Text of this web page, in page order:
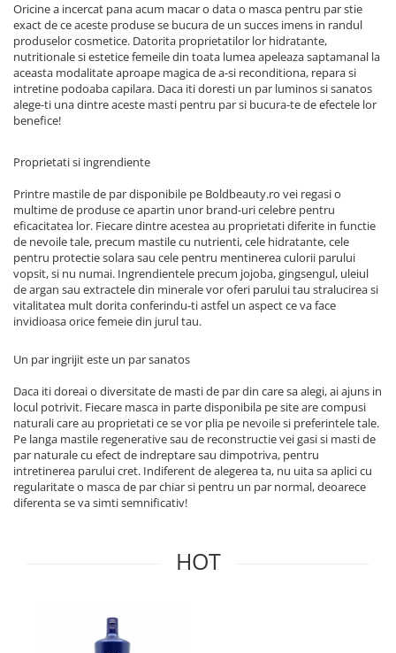
Oricine a incercat pana acum macar o data o masca pentru par stie
exact de ce aceste produse se bucura de un succes imens in randul
produselor cosmetice. Datorita proprietatilor lor hidratante,
nutritionale si estetice femeile din toata lumea apeleaza saptamanal la
aceasta modalitate aproape magica de a-si reconditiona, repara si
intretine podoaba capilara. Daca iti doresti un par luminos si sanatos
alege-ti una dintre aceste masti pentru par si bucura-te de efectele lor
benefice!
Proprietati si ingrendiente
Printre mastile de par disponibile pe Boldbeauty.ro vei regasi o
multime de produse ce apartin unor brand-uri celebre pentru
eficacitatea lor. Fiecare dintre acestea au proprietati diferite in functie
de nevoile tale, precum mastile cu nutrienti, cele hidratante, cele
pentru protectie solara sau cele pentru mentinerea culorii parului
vopsit, si nu numai. Ingrendientele precum jojoba, gingsengul, uleiul
de argan sau extractele din minerale vor oferi parului tau stralucirea si
vitalitatea mult dorita conferindu-ti astfel un aspect ce va face
invidioasa orice femeie din jurul tau.
Un par ingrijit este un par sanatos
Daca iti doreai o diversitate de masti de par din care sa alegi, ai ajuns in
locul potrivit. Fiecare masca in parte disponibila pe site are compusi
naturali care au proprietati ce se vor plia pe nevoile si preferintele tale.
Pe langa mastile regenerative sau de reconstructie vei gasi si masti de
par naturale cu efect de indreptare sau dimpotriva, pentru
intretinerea parului cret. Indiferent de alegerea ta, nu uita sa aplici cu
regularitate o masca de par chiar si pentru un par normal, deoarece
diferenta se va simti semnificativ!
HOT